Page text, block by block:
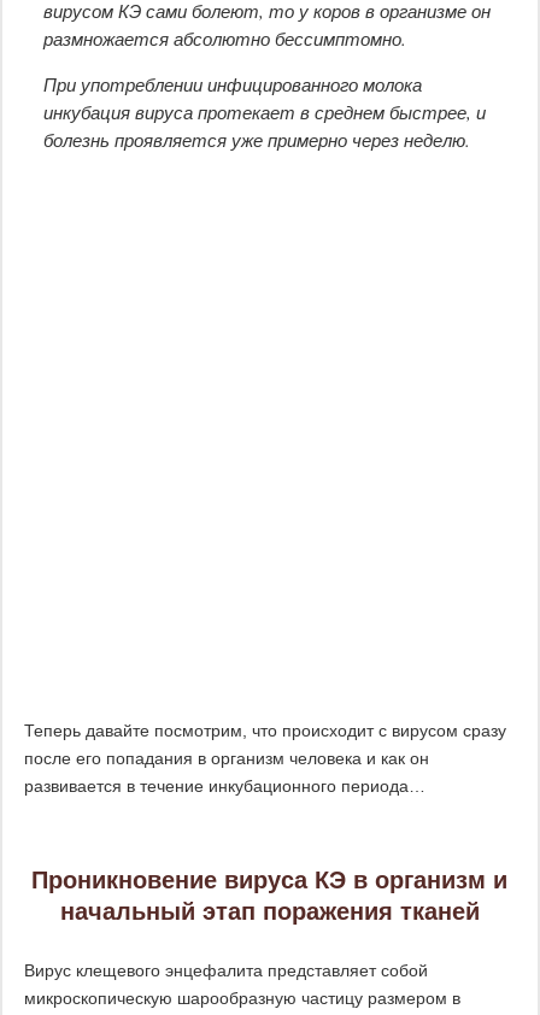
вирусом КЭ сами болеют, то у коров в организме он
размножается абсолютно бессимптомно.
При употреблении инфицированного молока
инкубация вируса протекает в среднем быстрее, и
болезнь проявляется уже примерно через неделю.
Теперь давайте посмотрим, что происходит с вирусом сразу
после его попадания в организм человека и как он
развивается в течение инкубационного периода…
Проникновение вируса КЭ в организм и
начальный этап поражения тканей
Вирус клещевого энцефалита представляет собой
микроскопическую шарообразную частицу размером в